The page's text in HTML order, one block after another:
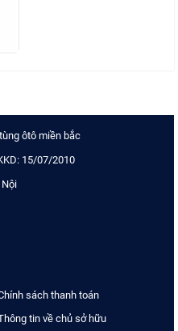
ôtô miền bắc
15/07/2010
sách thanh toán
tin về chủ sở hữu